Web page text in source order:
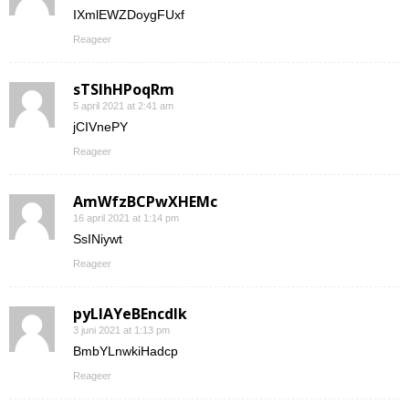
IXmlEWZDoygFUxf
Reageer
sTSIhHPoqRm
5 april 2021 at 2:41 am
jCIVnePY
Reageer
AmWfzBCPwXHEMc
16 april 2021 at 1:14 pm
SsINiywt
Reageer
pyLlAYeBEncdIk
3 juni 2021 at 1:13 pm
BmbYLnwkiHadcp
Reageer